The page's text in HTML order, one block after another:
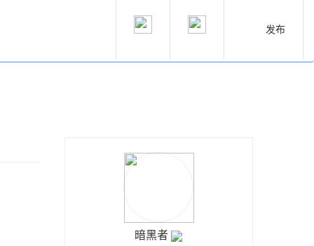
发布
暗黑者